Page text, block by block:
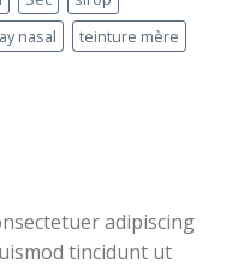
nasal
teinture mère
adipiscing
tincidunt ut